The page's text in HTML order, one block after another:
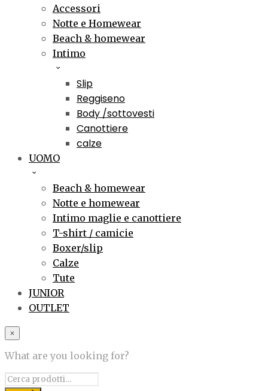
Accessori
Notte e Homewear
Beach & homewear
Intimo
Slip
Reggiseno
Body /sottovesti
Canottiere
calze
UOMO
Beach & homewear
Notte e homewear
Intimo maglie e canottiere
T-shirt / camicie
Boxer/slip
Calze
Tute
JUNIOR
OUTLET
×
What are you looking for?